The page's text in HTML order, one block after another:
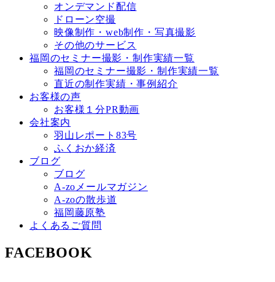
オンデマンド配信
ドローン空撮
映像制作・web制作・写真撮影
その他のサービス
福岡のセミナー撮影・制作実績一覧
福岡のセミナー撮影・制作実績一覧
直近の制作実績・事例紹介
お客様の声
お客様１分PR動画
会社案内
羽山レポート83号
ふくおか経済
ブログ
ブログ
A-zoメールマガジン
A-zoの散歩道
福岡藤原塾
よくあるご質問
FACEBOOK